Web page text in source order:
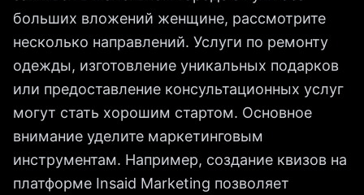
больших вложений женщине, рассмотрите
несколько направлений. Услуги по ремонту
одежды, изготовление уникальных подарков
или предоставление консультационных услуг
могут стать хорошим стартом. Основное
внимание уделите маркетинговым
инструментам. Например, создание квизов на
платформе Insaid Marketing позволяет